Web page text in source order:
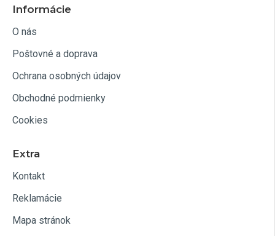
Informácie
O nás
Poštovné a doprava
Ochrana osobných údajov
Obchodné podmienky
Cookies
Extra
Kontakt
Reklamácie
Mapa stránok